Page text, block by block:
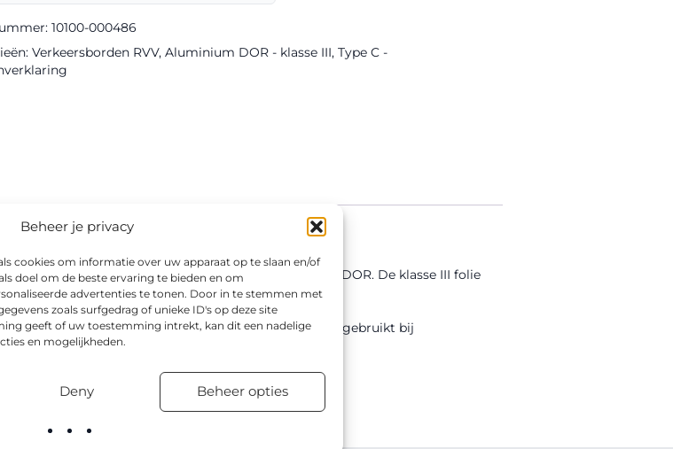
Beheer je privacy
cookies om informatie over uw apparaat op te slaan en/of
doel om de beste ervaring te bieden en om
advertenties te tonen. Door in te stemmen met
zoals surfgedrag of unieke ID's op deze site
geeft of uw toestemming intrekt, kan dit een nadelige
en mogelijkheden.
Deny Beheer opties
10100-000486
Verkeersborden RVV, Aluminium DOR - klasse III, Type C -
en is als geslotenverklaringsbord uitgevoerd in DOR. De klasse III folie
en is leverbaar in o.a. Ø 600mm. Het bord wordt veel gebruikt bij
advies over de juiste bevestigingsmaterialen.